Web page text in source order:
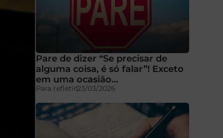
Pare de dizer “Se precisar de
alguma coisa, é só falar”! Exceto
em uma ocasião…
Para refletir23/03/2026